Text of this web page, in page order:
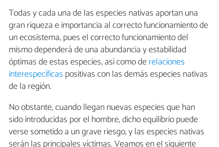
Todas y cada una de las especies nativas aportan una
gran riqueza e importancia al correcto funcionamiento de
un ecosistema, pues el correcto funcionamiento del
mismo dependerá de una abundancia y estabilidad
óptimas de estas especies, así como derelaciones
interespecíficas positivas con las demás especies nativas
de la región.
No obstante, cuando llegan nuevas especies que han
sido introducidas por el hombre, dicho equilibrio puede
verse sometido a un grave riesgo, y las especies nativas
serán las principales víctimas. Veamos en el siguiente